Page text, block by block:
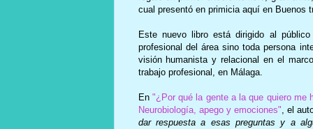
cual presentó en primicia aquí en Buenos
Este nuevo libro está dirigido al
profesional del área sino toda persona
visión humanista y relacional en el
trabajo profesional, en Málaga.
En "¿Por qué la gente a la que quiero me
Neurobiología, apego y emociones", el
dar respuesta a esas preguntas y a